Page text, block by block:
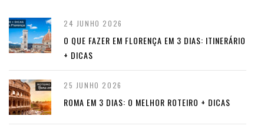
24 JUNHO 2026
O QUE FAZER EM FLORENÇA EM 3 DIAS: ITINERÁRIO
+ DICAS
25 JUNHO 2026
ROMA EM 3 DIAS: O MELHOR ROTEIRO + DICAS